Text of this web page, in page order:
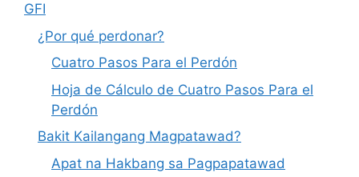
GFI
¿Por qué perdonar?
Cuatro Pasos Para el Perdón
Hoja de Cálculo de Cuatro Pasos Para el
Perdón
Bakit Kailangang Magpatawad?
Apat na Hakbang sa Pagpapatawad